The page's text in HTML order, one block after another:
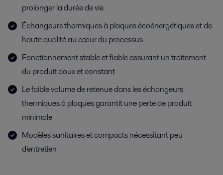
prolonger la durée de vie
Échangeurs thermiques à plaques écoénergétiques et de
haute qualité au cœur du processus
Fonctionnement stable et fiable assurant un traitement
du produit doux et constant
Le faible volume de retenue dans les échangeurs
thermiques à plaques garantit une perte de produit
minimale
Modèles sanitaires et compacts nécessitant peu
d'entretien